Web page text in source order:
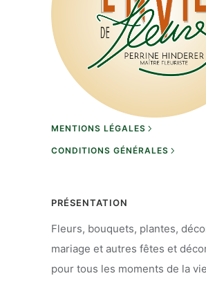
MENTIONS LÉGALES
CONDITIONS GÉNÉRALES
PRÉSENTATION
Fleurs, bouquets, plantes,
mariage et autres fêtes et
pour tous les moments de la